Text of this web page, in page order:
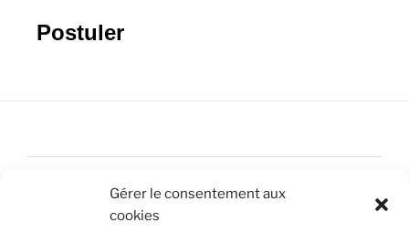
Gérer le consentement aux
cookies
Postuler
Nous contacter